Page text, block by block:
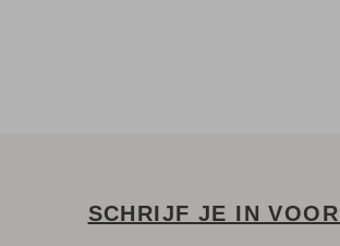
SCHRIJF JE IN